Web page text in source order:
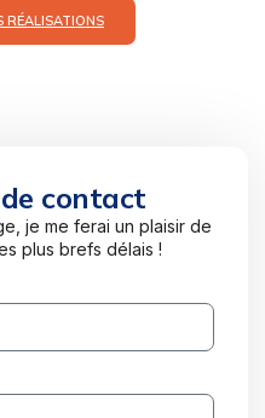
RÉALISATIONS
contact
je me ferai un plaisir de
plus brefs délais !